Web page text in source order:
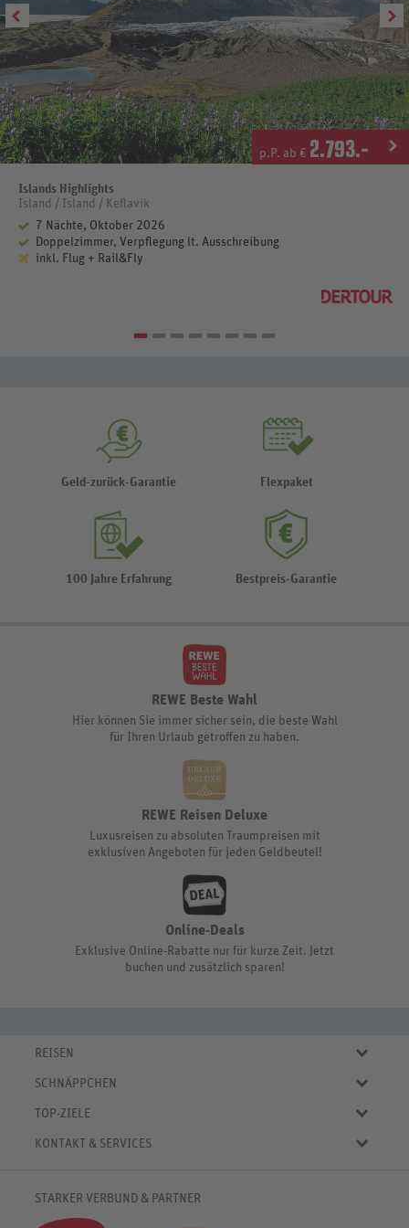
8. Tag Reykjavik - Keflavik
(Sonntag) Transfer zum Flughafen und individuelle Abreise oder
Verlängerung. Ca. 50 km/ca. 45 Min. (Frühstück)
p.P. ab € 2.793.-
Islands Highlights
Island / Island / Keflavik
7 Nächte, Oktober 2026
Doppelzimmer, Verpflegung lt. Ausschreibung
inkl. Flug + Rail&Fly
Geld-zurück-Garantie Flexpaket
100 Jahre Erfahrung Bestpreis-Garantie
REWE Beste Wahl
Hier können Sie immer sicher sein, die beste Wahl
für Ihren Urlaub getroffen zu haben.
REWE Reisen Deluxe
Luxusreisen zu absoluten Traumpreisen mit
exklusiven Angeboten für jeden Geldbeutel!
Online-Deals
Exklusive Online-Rabatte nur für kurze Zeit. Jetzt
buchen und zusätzlich sparen!
REISEN
Eigene Anreise
Städtereisen
Kreuzfahrten
SCHNÄPPCHEN
Online-Deals
Reisemagazin
% Satte Rabatte
TOP-ZIELE
✈ Urlaub in Spanien
KONTAKT & SERVICES
Kontaktformular
♥ Merkliste
STARKER VERBUND & PARTNER